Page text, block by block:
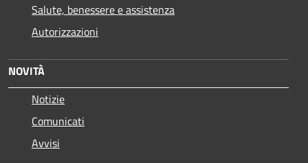
Salute, benessere e assistenza
Autorizzazioni
NOVITÀ
Notizie
Comunicati
Avvisi